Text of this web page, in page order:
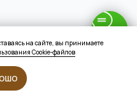
на сайте, вы принимаете
Cookie-файлов